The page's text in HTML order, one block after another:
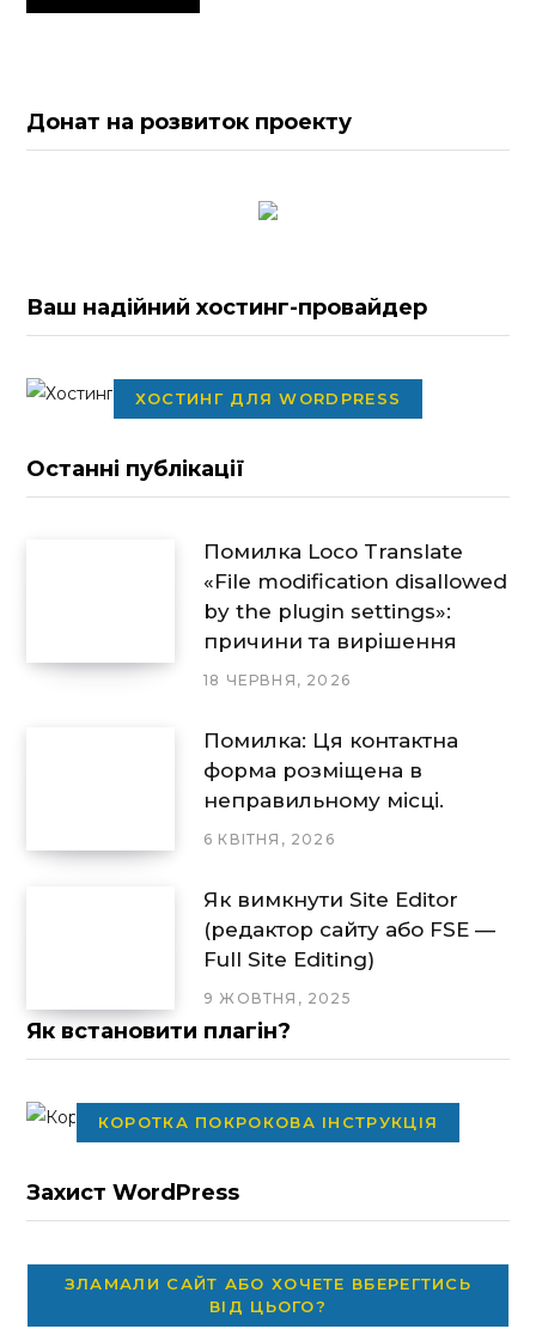
Донат на розвиток проекту
Ваш надійний хостинг-провайдер
ХОСТИНГ ДЛЯ WORDPRESS
Останні публікації
Помилка Loco Translate
«File modification disallowed
by the plugin settings»:
причини та вирішення
18 ЧЕРВНЯ, 2026
Помилка: Ця контактна
форма розміщена в
неправильному місці.
6 КВІТНЯ, 2026
Як вимкнути Site Editor
(редактор сайту або FSE —
Full Site Editing)
9 ЖОВТНЯ, 2025
Як встановити плагін?
КОРОТКА ПОКРОКОВА ІНСТРУКЦІЯ
Захист WordPress
ЗЛАМАЛИ САЙТ АБО ХОЧЕТЕ ВБЕРЕГТИСЬ
ВІД ЦЬОГО?